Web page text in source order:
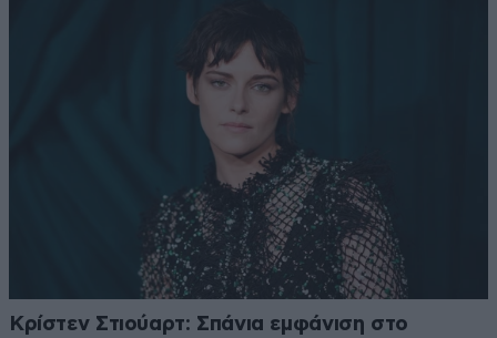
Κρίστεν Στιούαρτ: Σπάνια εμφάνιση στο